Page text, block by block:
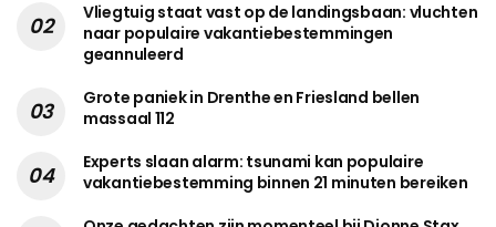
Vliegtuig staat vast op de landingsbaan: vluchten
naar populaire vakantiebestemmingen
geannuleerd
Grote paniek in Drenthe en Friesland bellen
massaal 112
Experts slaan alarm: tsunami kan populaire
vakantiebestemming binnen 21 minuten bereiken